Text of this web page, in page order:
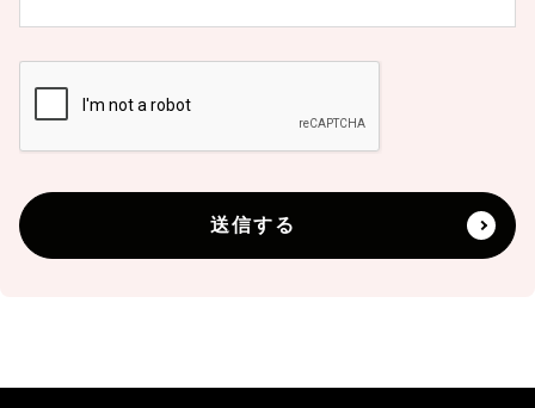
組織の名称：株式会社ASIA to JAPAN
絡先
管理者名：個人情報保護管理者 和田 裕次
送信する